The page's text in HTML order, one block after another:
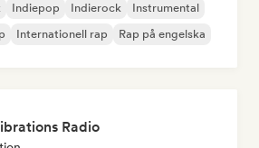
Indiepop Indierock
Instrumental
Internationell rap Rap på engelska
Radio